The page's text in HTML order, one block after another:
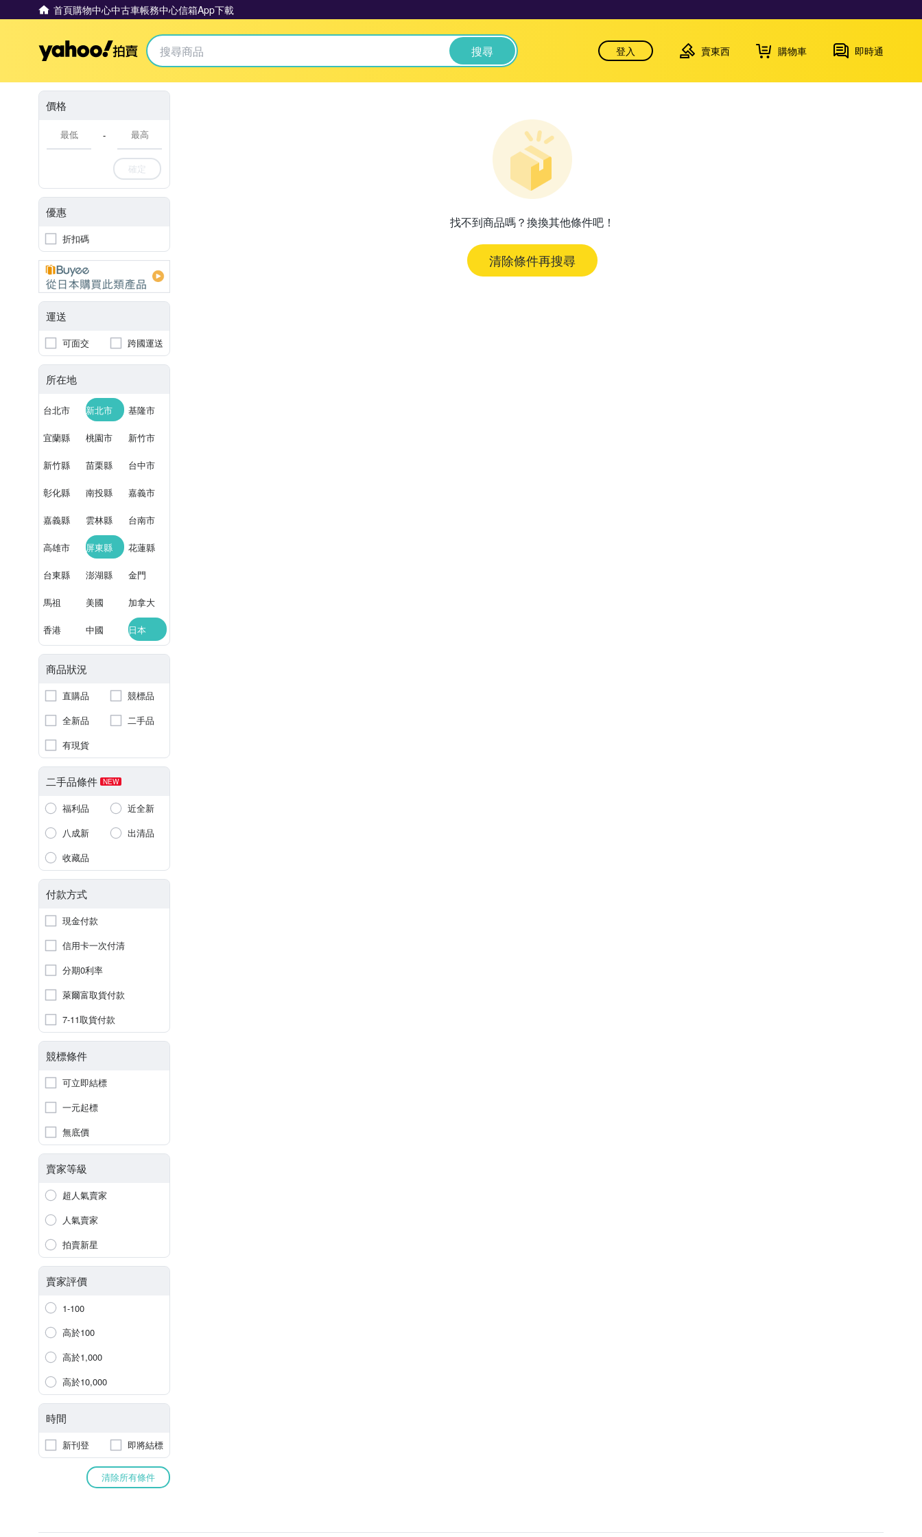
首頁購物中心中古車帳務中心信箱App下載
Yahoo拍賣 搜尋 登入 賣東西 購物車 即時通
價格
-
確定
優惠
折扣碼
運送
可面交 跨國運送
所在地
台北市 新北市 基隆市
宜蘭縣 桃園市 新竹市
新竹縣 苗栗縣 台中市
彰化縣 南投縣 嘉義市
嘉義縣 雲林縣 台南市
高雄市 屏東縣 花蓮縣
台東縣 澎湖縣 金門
馬祖 美國 加拿大
香港 中國 日本
商品狀況
直購品
競標品
全新品
二手品
有現貨
二手品條件 NEW
福利品
近全新
八成新
出清品
收藏品
付款方式
現金付款
信用卡一次付清
分期0利率
萊爾富取貨付款
7-11取貨付款
競標條件
可立即結標
一元起標
無底價
賣家等級
超人氣賣家
人氣賣家
拍賣新星
賣家評價
1-100
高於100
高於1,000
高於10,000
時間
新刊登 即將結標
清除所有條件
找不到商品嗎？換換其他條件吧！
清除條件再搜尋